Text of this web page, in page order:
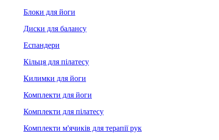
Блоки для йоги
Диски для балансу
Еспандери
Кільця для пілатесу
Килимки для йоги
Комплекти для йоги
Комплекти для пілатесу
Комплекти м'ячиків для терапії рук